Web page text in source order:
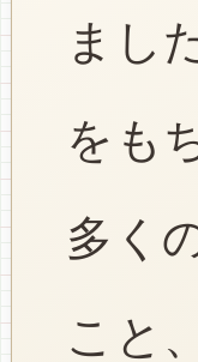
まし
をも
多く
こと